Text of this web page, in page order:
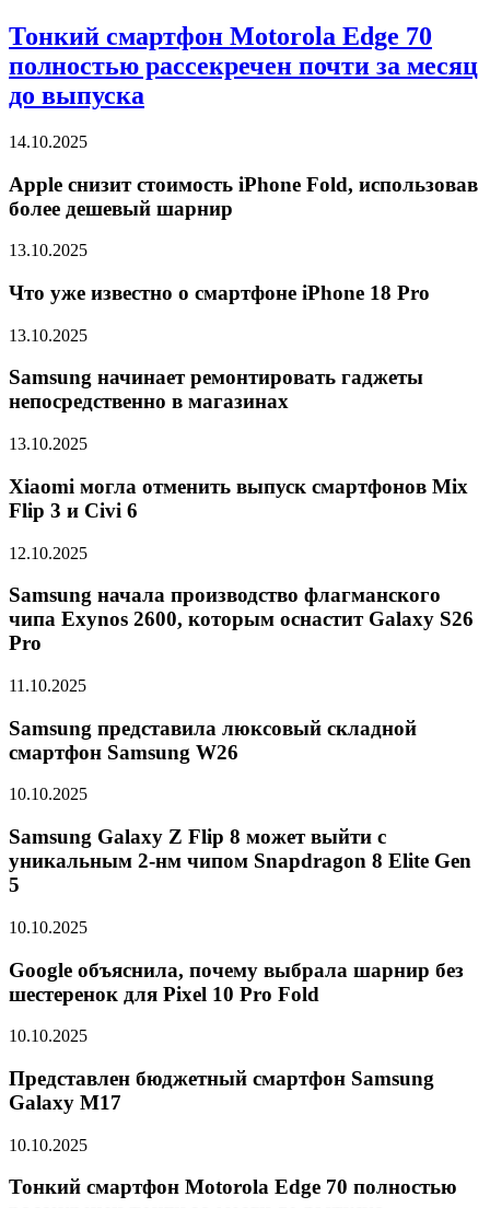
Тонкий смартфон Motorola Edge 70
полностью рассекречен почти за месяц
до выпуска
14.10.2025
Apple снизит стоимость iPhone Fold, использовав
более дешевый шарнир
13.10.2025
Что уже известно о смартфоне iPhone 18 Pro
13.10.2025
Samsung начинает ремонтировать гаджеты
непосредственно в магазинах
13.10.2025
Xiaomi могла отменить выпуск смартфонов Mix
Flip 3 и Civi 6
12.10.2025
Samsung начала производство флагманского
чипа Exynos 2600, которым оснастит Galaxy S26
Pro
11.10.2025
Samsung представила люксовый складной
смартфон Samsung W26
10.10.2025
Samsung Galaxy Z Flip 8 может выйти с
уникальным 2-нм чипом Snapdragon 8 Elite Gen
5
10.10.2025
Google объяснила, почему выбрала шарнир без
шестеренок для Pixel 10 Pro Fold
10.10.2025
Представлен бюджетный смартфон Samsung
Galaxy M17
10.10.2025
Тонкий смартфон Motorola Edge 70 полностью